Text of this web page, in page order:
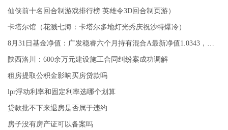
仙侠前十名回合制游戏排行榜 英雄令3D回合制页游）
卡塔尔馆（花溅七海：卡塔尔多地灯光秀庆祝沙特爆冷）
陕西洛川：600余万元建设施工合同纠纷案成功调解
租房提取公积金影响买房贷款吗
lpr浮动利率和固定利率选哪个划算
贷款批不下来退房是否属于违约
房子没有房产证可以备案吗